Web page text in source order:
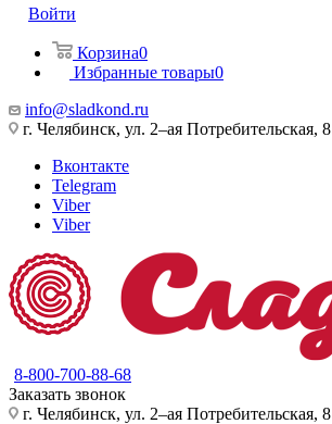
Войти
Корзина0
Избранные товары0
info@sladkond.ru
г. Челябинск, ул. 2–ая Потребительская, 8
Вконтакте
Telegram
Viber
Viber
8-800-700-88-68
Заказать звонок
г. Челябинск, ул. 2–ая Потребительская, 8